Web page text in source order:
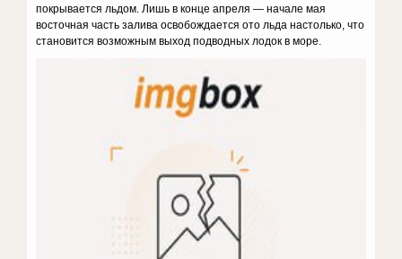
покрывается льдом. Лишь в конце апреля — начале мая
восточная часть залива освобождается ото льда настолько, что
становится возможным выход подводных лодок в море.